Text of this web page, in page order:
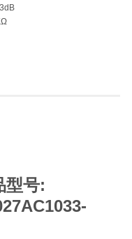
型号: